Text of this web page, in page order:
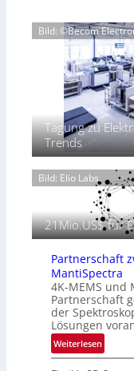
l
N
w
s
i
o
N
g
h
t
2
0
2
6
e
n
t
z
u
T
h
e
m
r
a
f
i
e
i
n
L
u
f
s
ä
r
k
t
P
r
ä
s
e
z
i
E
M
E
A
-
R
e
Bild: ©Becom
Tagung zu
Trends
Bild: Elio Labs.
21Mio.US$ für
Partnerschaft
MantiSpectra
4K-MEMS und
Partnerschaft
der
Lösungen
Weiterlesen:
P